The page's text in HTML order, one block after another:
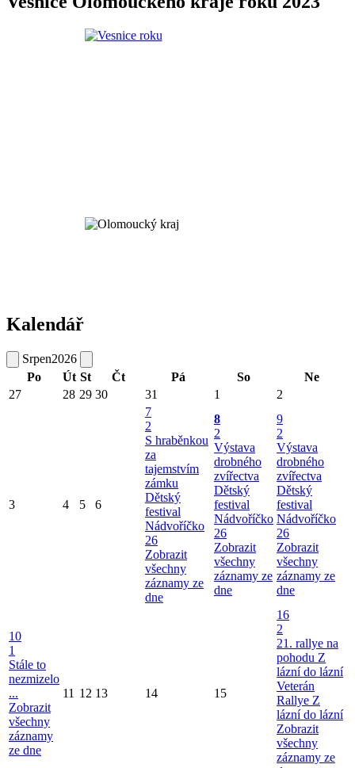
Kalendář
Srpen2026
Po
Út St Čt Pá So
Ne
27
28 29 30 31 1 2
3 4 5 6
7
2
S hraběnkou
za
tajemstvím
zámku
Dětský
festival
Nádvoříčko
26
Zobrazit
všechny
záznamy ze
dne
8
2
Výstava
drobného
zvířectva
Dětský
festival
Nádvoříčko
26
Zobrazit
všechny
záznamy ze
dne
9
2
Výstava
drobného
zvířectva
Dětský
festival
Nádvoříčko
26
Zobrazit
všechny
záznamy ze
dne
10
1
Stále to
nezmizelo
...
Zobrazit
všechny
záznamy
ze dne
11 12 13 14 15
16
2
21. rallye na
pohodu Z
lázní do lázní
Veterán
Rallye Z
lázní do lázní
Zobrazit
všechny
záznamy ze